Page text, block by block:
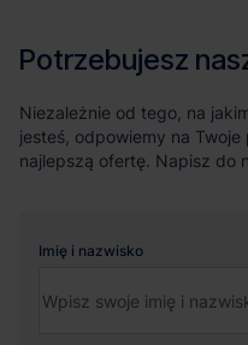
Potrzebujesz
Niezależnie od tego, na
jesteś, odpowiemy na
najlepszą ofertę. Napisz do
Imię i nazwisko